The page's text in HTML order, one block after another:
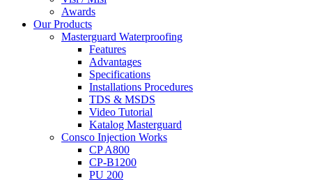
Awards
Our Products
Masterguard Waterproofing
Features
Advantages
Specifications
Installations Procedures
TDS & MSDS
Video Tutorial
Katalog Masterguard
Consco Injection Works
CP A800
CP-B1200
PU 200